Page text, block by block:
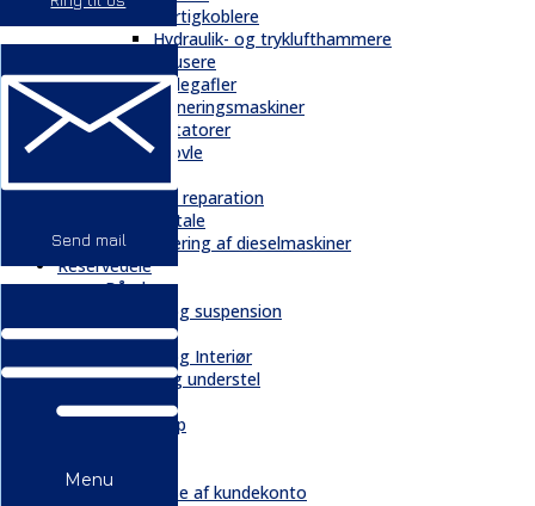
Send mail
Menu
Hurtigkoblere
Hydraulik- og tryklufthammere
Knusere
Pallegafler
Planeringsmaskiner
Rotatorer
Skovle
Service & reparation
Serviceaftale
Elektrificering af dieselmaskiner
Reservedele
Bånd
Chassis og suspension
Hydraulik
Kabiner og Interiør
Kæder og understel
Motor
Quickshop
Oprettelse af kundekonto